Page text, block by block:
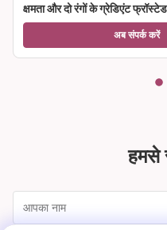
क्षमता और दो रंगों के ग्रेडिएंट
उड़ा क्रिस्टल वाइन ग्लास गॉब्लेट
अब संपर्क करें
हमसे